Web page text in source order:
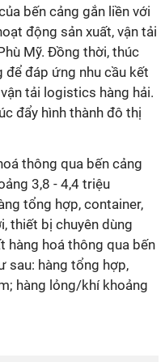
bến cảng gắn liền với
động sản xuất, vận tải
Mỹ. Đồng thời, thúc
đáp ứng nhu cầu kết
tải logistics hàng hải.
đẩy hình thành đô thị
thông qua bến cảng
3,8 - 4,4 triệu
tổng hợp, container,
thiết bị chuyên dùng
hàng hoá thông qua bến
sau: hàng tổng hợp,
hàng lỏng/khí khoảng